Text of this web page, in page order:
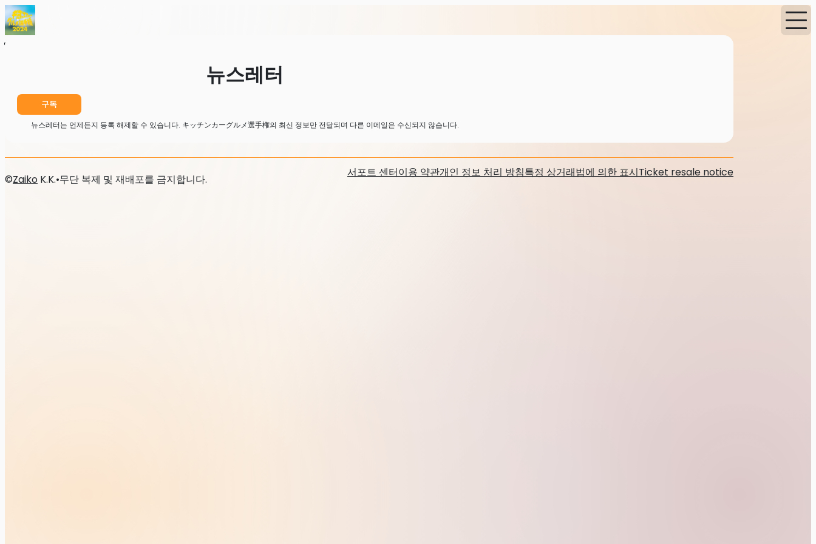
홈
뉴스레터
구독
뉴스레터는 언제든지 등록 해제할 수 있습니다. キッチンカーグルメ選手権의 최신 정보만 전달되며 다른 이메일은 수신되지 않습니다.
서포트 센터이용 약관개인 정보 처리 방침특정 상거래법에 의한 표시Ticket resale notice
©Zaiko K.K.•무단 복제 및 재배포를 금지합니다.